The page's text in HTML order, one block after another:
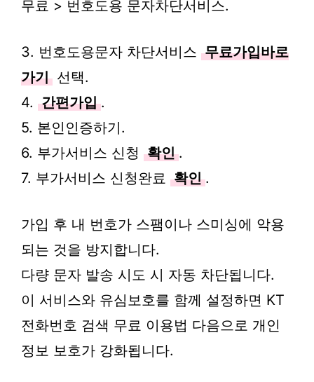
무료 > 번호도용 문자차단서비스.
3. 번호도용문자 차단서비스 무료가입바로
가기 선택.
4. 간편가입 .
5. 본인인증하기.
6. 부가서비스 신청 확인 .
7. 부가서비스 신청완료 확인 .
가입 후 내 번호가 스팸이나 스미싱에 악용
되는 것을 방지합니다.
다량 문자 발송 시도 시 자동 차단됩니다.
이 서비스와 유심보호를 함께 설정하면 KT
전화번호 검색 무료 이용법 다음으로 개인
정보 보호가 강화됩니다.